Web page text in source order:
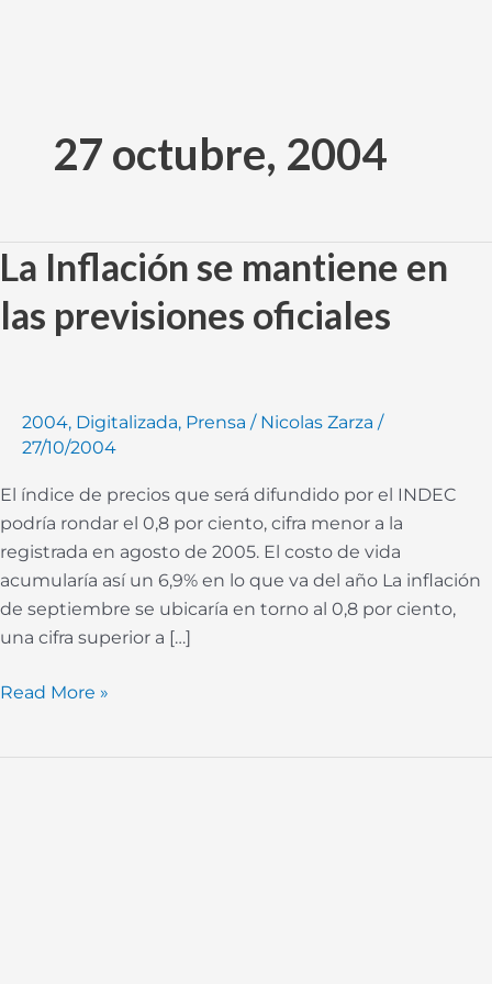
contenido27 octubre, 2004
La Inflación se mantiene en
las previsiones oficiales
2004, Digitalizada, Prensa / Nicolas Zarza /
27/10/2004
El índice de precios que será difundido por el INDEC
podría rondar el 0,8 por ciento, cifra menor a la
registrada en agosto de 2005. El costo de vida
acumularía así un 6,9% en lo que va del año La inflación
de septiembre se ubicaría en torno al 0,8 por ciento,
una cifra superior a […]
La
Inflación
se
mantiene
previsiones
oficiales
Read More »